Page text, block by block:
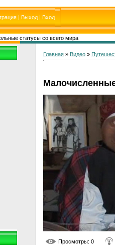
| Выход | Вход
статусы со всего мира
Главная » Видео »
Просмотры: 0